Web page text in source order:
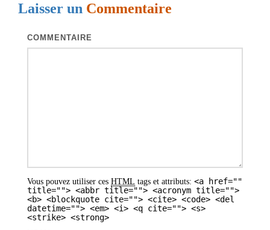
Laisser un Commentaire
COMMENTAIRE
Vous pouvez utiliser ces HTML tags et attributs: <a href=""
title=""> <abbr title=""> <acronym title="">
<b> <blockquote cite=""> <cite> <code> <del
datetime=""> <em> <i> <q cite=""> <s>
<strike> <strong>